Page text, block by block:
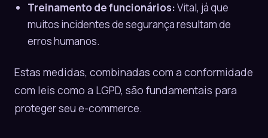
Treinamento de funcionários:Vital, já que
muitos incidentes de segurança resultam de
erros humanos.
Estas medidas, combinadas com a conformidade
com leis como a LGPD, são fundamentais para
proteger seu e-commerce.